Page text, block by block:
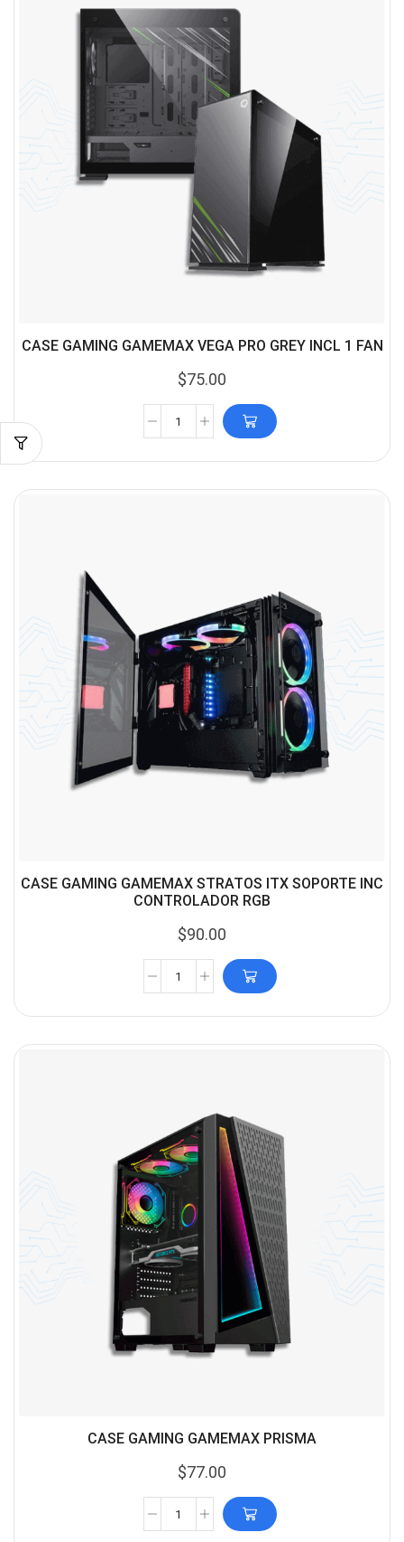
CASE GAMING GAMEMAX VEGA PRO GREY INCL 1 FAN
$75.00
CASE GAMING GAMEMAX STRATOS ITX SOPORTE INC
CONTROLADOR RGB
$90.00
CASE GAMING GAMEMAX PRISMA
$77.00